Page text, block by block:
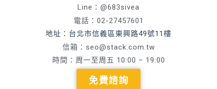
Line：@683sivea
電話：02-27457601
地址：台北市信義區東興路49號11樓
信箱： seo@stack.com.tw
時間：周一至周五 10:00 – 19:00
免費諮詢